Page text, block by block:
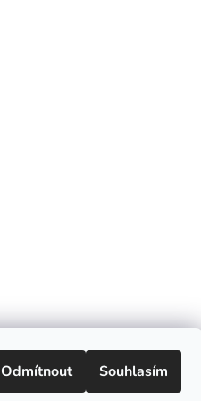
Odmítnout Souhlasím